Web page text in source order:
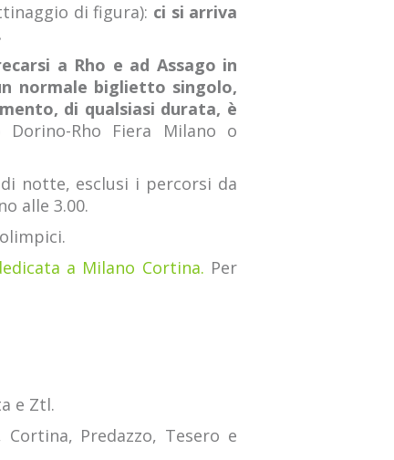
di figura): ci si arriva
a Rho e ad Assago in
normale biglietto singolo,
di qualsiasi durata, è
Rho Fiera Milano o
notte, esclusi i percorsi da
alle 3.00.
a Milano Cortina. Per
e Ztl.
Predazzo, Tesero e